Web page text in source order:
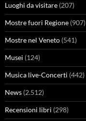
Luoghi da visitare (207)
Mostre fuori Regione (907)
Mostre nel Veneto (541)
Musei (124)
Musica live-Concerti (442)
News (2.512)
Recensioni libri (298)